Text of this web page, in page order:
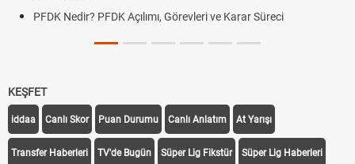
PFDK Nedir? PFDK Açılımı, Görevleri ve Karar Süreci
KEŞFET
iddaa Canlı Skor Puan Durumu Canlı Anlatım At Yarışı
Transfer Haberleri TV'de Bugün Süper Lig Fikstür Süper Lig Haberleri